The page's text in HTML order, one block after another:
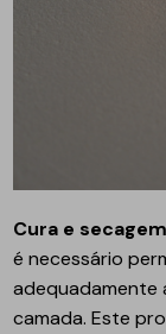
Cura e secagem
é necessário
adequadamente
camada. Este